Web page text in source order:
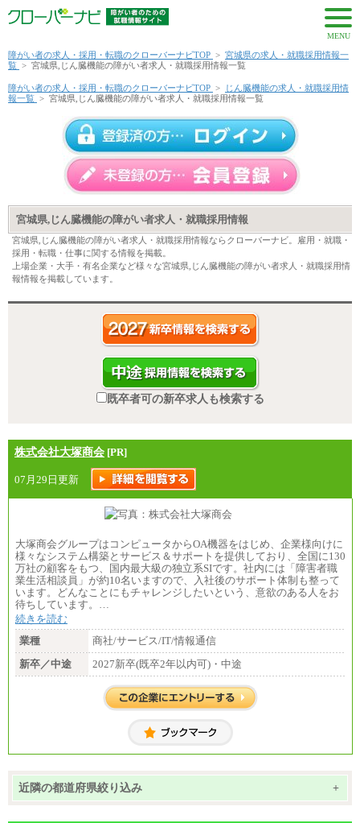
MENU
障がい者の求人・採用・転職のクローバーナビTOP > 宮城県の求人・就職採用情報一
覧 > 宮城県,じん臓機能の障がい者求人・就職採用情報一覧
障がい者の求人・採用・転職のクローバーナビTOP >
じん臓機能の求人・就職採用情
報一覧 > 宮城県,じん臓機能の障がい者求人・就職採用情報一覧
宮城県,じん臓機能の障がい者求人・就職採用情報
宮城県,じん臓機能の障がい者求人・就職採用情報ならクローバーナビ。雇用・就職・
採用・転職・仕事に関する情報を掲載。
上場企業・大手・有名企業など様々な宮城県,じん臓機能の障がい者求人・就職採用情
報情報を掲載しています。
既卒者可の新卒求人も検索する
株式会社大塚商会 [PR]
07月29日更新
大塚商会グループはコンピュータからOA機器をはじめ、企業様向けに
様々なシステム構築とサービス＆サポートを提供しており、全国に130
万社の顧客をもつ、国内最大級の独立系SIです。社内には「障害者職
業生活相談員」が約10名いますので、入社後のサポート体制も整って
います。どんなことにもチャレンジしたいという、意欲のある人をお
待ちしています。…
続きを読む
業種
商社/サービス/IT/情報通信
新卒／中途
2027新卒(既卒2年以内可)・中途
近隣の都道府県絞り込み +